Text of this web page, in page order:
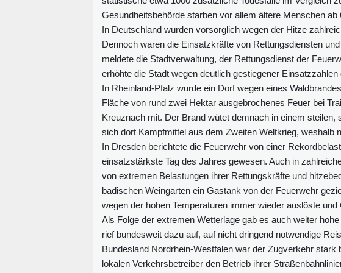
Gesundheitsbehörde starben vor allem ältere Menschen ab
In Deutschland wurden vorsorglich wegen der Hitze
Dennoch waren die Einsatzkräfte von Rettungsdiensten
meldete die Stadtverwaltung, der Rettungsdienst der
erhöhte die Stadt wegen deutlich gestiegener
In Rheinland-Pfalz wurde ein Dorf wegen eines
Fläche von rund zwei Hektar ausgebrochenes Feuer bei
Kreuznach mit. Der Brand wütet demnach in einem
sich dort Kampfmittel aus dem Zweiten Weltkrieg, weshalb
In Dresden berichtete die Feuerwehr von einer
einsatzstärkste Tag des Jahres gewesen. Auch in
von extremen Belastungen ihrer Rettungskräfte und
badischen Weingarten ein Gastank von der Feuerwehr
wegen der hohen Temperaturen immer wieder auslöste
Als Folge der extremen Wetterlage gab es auch weiter
rief bundesweit dazu auf, auf nicht dringend notwendige
Bundesland Nordrhein-Westfalen war der Zugverkehr
lokalen Verkehrsbetreiber den Betrieb ihrer